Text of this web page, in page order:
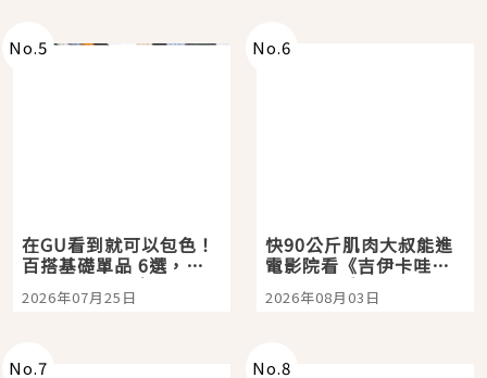
No.5
在GU看到就可以包色！
百搭基礎單品 6選，閉
眼全收也不心疼
2026年07月25日
No.6
快90公斤肌肉大叔能進
電影院看《吉伊卡哇》
嗎？日本重金屬樂團
「打首」會長與nagano
2026年08月03日
No.7 No.8